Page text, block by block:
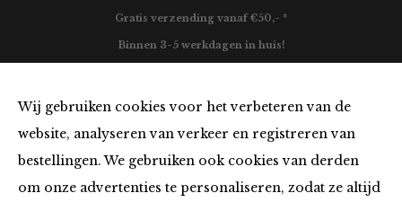
Wij gebruiken cookies voor het verbeteren van de
website, analyseren van verkeer en registreren van
bestellingen. We gebruiken ook cookies van derden
om onze advertenties te personaliseren, zodat ze altijd
Gratis verzending vanaf €50,- *
Binnen 3-5 werkdagen in huis!
Blazers & Jassen